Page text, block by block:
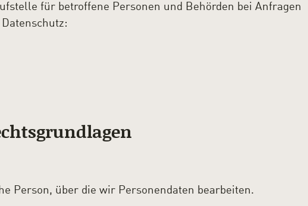
für betroffene Personen und Behörden bei Anfragen
Person, über die wir Personendaten bearbeiten.